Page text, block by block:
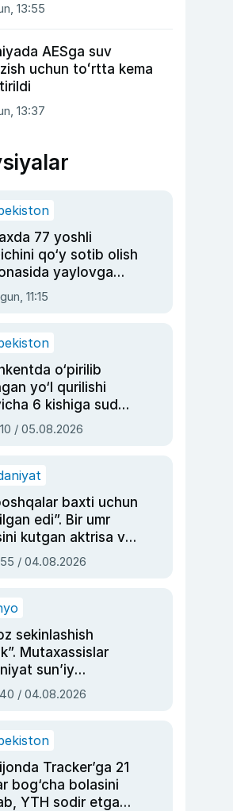
13:55
AESga suv
uchun toʻrtta kema
13:37
77 yoshli
qo‘y sotib olish
yaylovga
o‘ldirgan yigit
qamaldi
11:15
o‘pirilib
yo‘l qurilishi
6 kishiga sud
o‘qildi
/ 05.08.2026
baxti uchun
edi”. Bir umr
kutgan aktrisa va
ustasi Rimma
/ 04.08.2026
sekinlashish
Mutaxassislar
sun’iy
boshqara
qolishidan xavotir
/ 04.08.2026
Tracker’ga 21
bog‘cha bolasini
YTH sodir etgan